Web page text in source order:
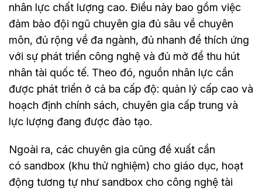
nhân lực chất lượng cao. Điều này bao gồm việc
đảm bảo đội ngũ chuyên gia đủ sâu về chuyên
môn, đủ rộng về đa ngành, đủ nhanh để thích ứng
với sự phát triển công nghệ và đủ mở để thu hút
nhân tài quốc tế. Theo đó, nguồn nhân lực cần
được phát triển ở cả ba cấp độ: quản lý cấp cao và
hoạch định chính sách, chuyên gia cấp trung và
lực lượng đang được đào tạo.
Ngoài ra, các chuyên gia cũng đề xuất cần
có sandbox (khu thử nghiệm) cho giáo dục, hoạt
động tương tự như sandbox cho công nghệ tài